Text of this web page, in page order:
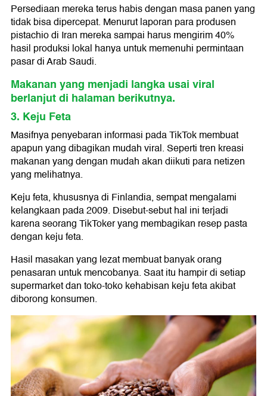
Persediaan mereka terus habis dengan masa panen yang
tidak bisa dipercepat. Menurut laporan para produsen
pistachio di Iran mereka sampai harus mengirim 40%
hasil produksi lokal hanya untuk memenuhi permintaan
pasar di Arab Saudi.
Makanan yang menjadi langka usai viral
berlanjut di halaman berikutnya.
3. Keju Feta
Masifnya penyebaran informasi pada TikTok membuat
apapun yang dibagikan mudah viral. Seperti tren kreasi
makanan yang dengan mudah akan diikuti para netizen
yang melihatnya.
Keju feta, khususnya di Finlandia, sempat mengalami
kelangkaan pada 2009. Disebut-sebut hal ini terjadi
karena seorang TikToker yang membagikan resep pasta
dengan keju feta.
Hasil masakan yang lezat membuat banyak orang
penasaran untuk mencobanya. Saat itu hampir di setiap
supermarket dan toko-toko kehabisan keju feta akibat
diborong konsumen.